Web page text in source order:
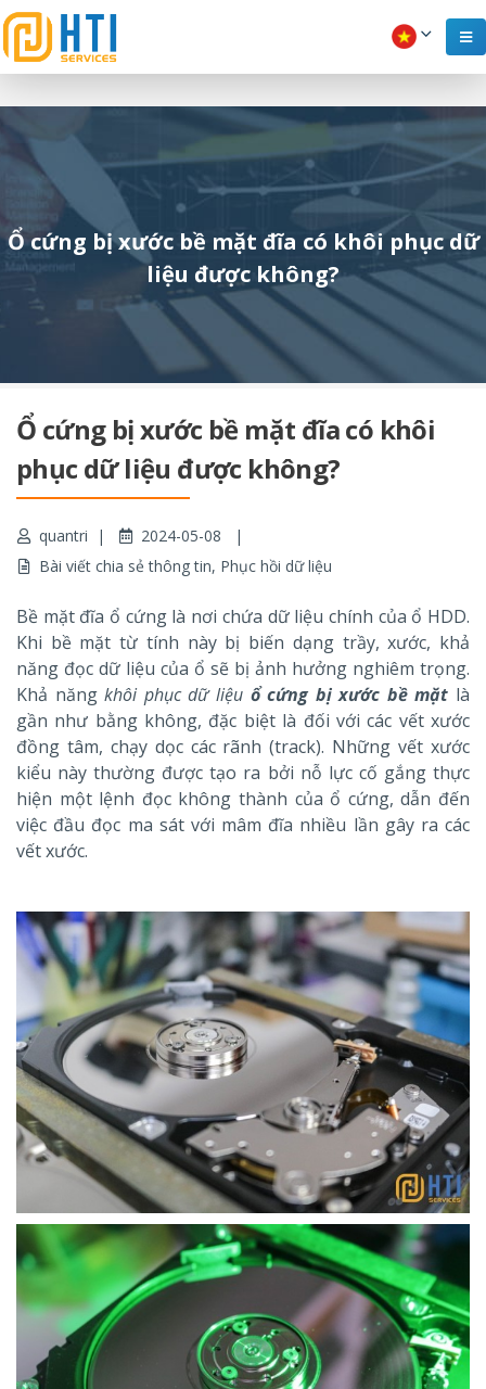
Ổ cứng bị xước bề mặt đĩa có khôi phục dữ
liệu được không?
Ổ cứng bị xước bề mặt đĩa có khôi
phục dữ liệu được không?
quantri
2024-05-08
Bài viết chia sẻ thông tin, Phục hồi dữ liệu
Bề mặt đĩa ổ cứng là nơi chứa dữ liệu chính của ổ HDD.
Khi bề mặt từ tính này bị biến dạng trầy, xước, khả
năng đọc dữ liệu của ổ sẽ bị ảnh hưởng nghiêm trọng.
Khả năngkhôi phục dữ liệu ổ cứng bị xước bề mặt là
gần như bằng không, đặc biệt là đối với các vết xước
đồng tâm, chạy dọc các rãnh (track). Những vết xước
kiểu này thường được tạo ra bởi nỗ lực cố gắng thực
hiện một lệnh đọc không thành của ổ cứng, dẫn đến
việc đầu đọc ma sát với mâm đĩa nhiều lần gây ra các
vết xước.